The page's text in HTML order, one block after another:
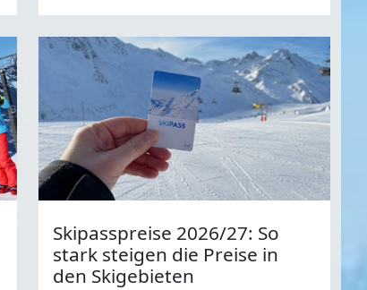
Skipasspreise 2026/27: So
stark steigen die Preise in
den Skigebieten